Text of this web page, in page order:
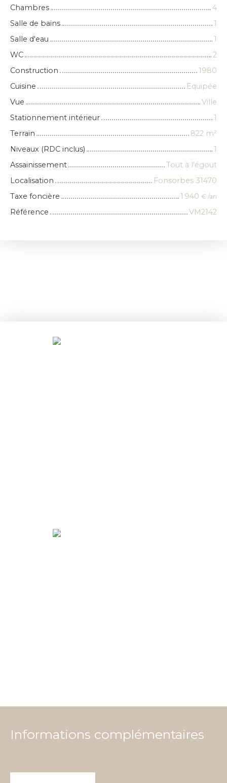
Chambres
4
Salle de bains
1
Salle d'eau
1
WC
2
Construction
1980
Cuisine
Equipée
Vue
Ville
Stationnement intérieur
1
Terrain
822 m²
Niveaux (RDC inclus)
1
Assainissement
Tout à l'égout
Localisation
Fonsorbes 31470
Taxe foncière
1 940 € /an
Référence VM2142
Informations complémentaires